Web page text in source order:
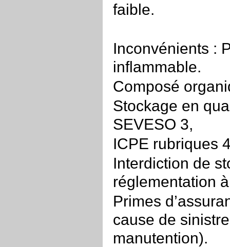
faible.
Inconvénients :
inflammable.
Composé
Stockage en
SEVESO 3,
ICPE rubriques
Interdiction de
réglementation
Primes
cause de
manutention).